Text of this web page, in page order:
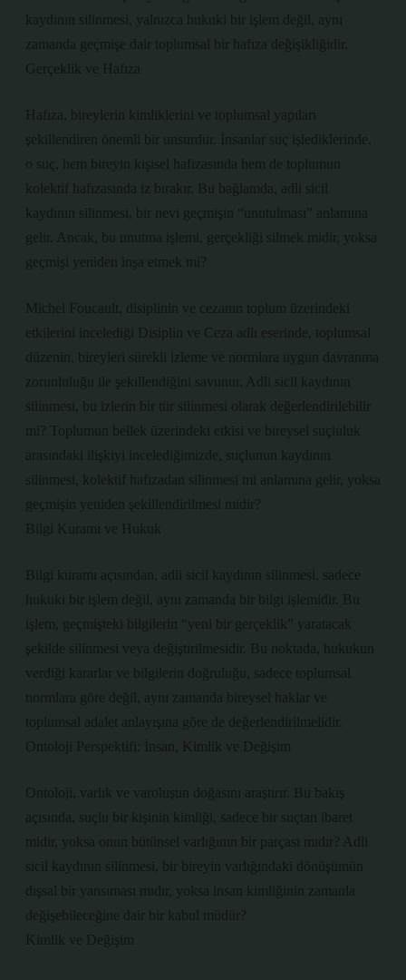
kaydının silinmesi, yalnızca hukuki bir işlem değil, aynı
zamanda geçmişe dair toplumsal bir hafıza değişikliğidir.
Gerçeklik ve Hafıza
Hafıza, bireylerin kimliklerini ve toplumsal yapıları
şekillendiren önemli bir unsurdur. İnsanlar suç işlediklerinde,
o suç, hem bireyin kişisel hafızasında hem de toplumun
kolektif hafızasında iz bırakır. Bu bağlamda, adli sicil
kaydının silinmesi, bir nevi geçmişin “unutulması” anlamına
gelir. Ancak, bu unutma işlemi, gerçekliği silmek midir, yoksa
geçmişi yeniden inşa etmek mi?
Michel Foucault, disiplinin ve cezanın toplum üzerindeki
etkilerini incelediği Disiplin ve Ceza adlı eserinde, toplumsal
düzenin, bireyleri sürekli izleme ve normlara uygun davranma
zorunluluğu ile şekillendiğini savunur. Adli sicil kaydının
silinmesi, bu izlerin bir tür silinmesi olarak değerlendirilebilir
mi? Toplumun bellek üzerindeki etkisi ve bireysel suçluluk
arasındaki ilişkiyi incelediğimizde, suçlunun kaydının
silinmesi, kolektif hafızadan silinmesi mi anlamına gelir, yoksa
geçmişin yeniden şekillendirilmesi midir?
Bilgi Kuramı ve Hukuk
Bilgi kuramı açısından, adli sicil kaydının silinmesi, sadece
hukuki bir işlem değil, aynı zamanda bir bilgi işlemidir. Bu
işlem, geçmişteki bilgilerin “yeni bir gerçeklik” yaratacak
şekilde silinmesi veya değiştirilmesidir. Bu noktada, hukukun
verdiği kararlar ve bilgilerin doğruluğu, sadece toplumsal
normlara göre değil, aynı zamanda bireysel haklar ve
toplumsal adalet anlayışına göre de değerlendirilmelidir.
Ontoloji Perspektifi: İnsan, Kimlik ve Değişim
Ontoloji, varlık ve varoluşun doğasını araştırır. Bu bakış
açısında, suçlu bir kişinin kimliği, sadece bir suçtan ibaret
midir, yoksa onun bütünsel varlığının bir parçası mıdır? Adli
sicil kaydının silinmesi, bir bireyin varlığındaki dönüşümün
dışsal bir yansıması mıdır, yoksa insan kimliğinin zamanla
değişebileceğine dair bir kabul müdür?
Kimlik ve Değişim